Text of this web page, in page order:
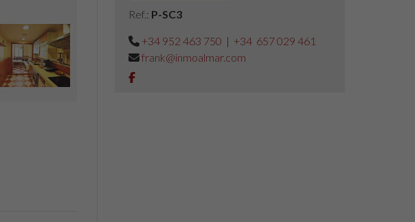
Ref.: P-SC3
+34 952 463 750 | +34 657 029 461
frank@inmoalmar.com